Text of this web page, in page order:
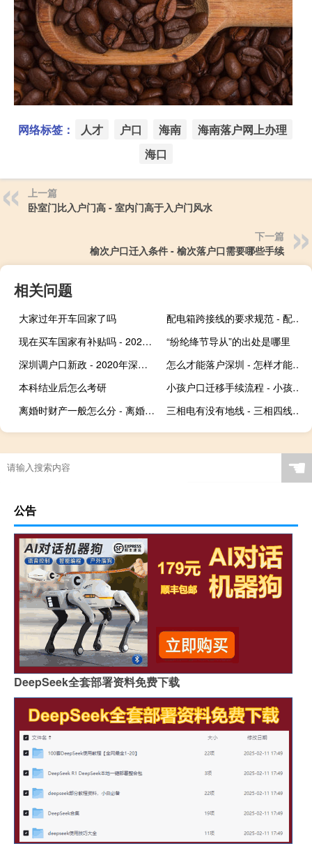
网络标签： 人才 户口 海南
海南落户网上办理
海口
上一篇
卧室门比入户门高 - 室内门高于入户门风水
下一篇
榆次户口迁入条件 - 榆次落户口需要哪些手续
相关问题
大家过年开车回家了吗
配电箱跨接线的要求规范 - 配电箱用几平方的跨接线
现在买车国家有补贴吗 - 2020农村买车补贴
“纷纶绛节导从”的出处是哪里
深圳调户口新政 - 2020年深圳入户新规定
怎么才能落户深圳 - 怎样才能成为深圳户口
本科结业后怎么考研
小孩户口迁移手续流程 - 小孩迁户口要什么手续材料
离婚时财产一般怎么分 - 离婚财产申报表样式
三相电有没有地线 - 三相四线制地线从哪儿来
☚
公告
DeepSeek全套部署资料免费下载